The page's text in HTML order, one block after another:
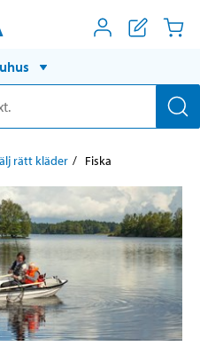
rätt kläder Fiska